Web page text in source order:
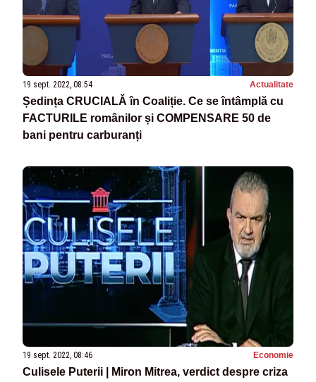
19 sept. 2022, 08:54 Actualitate
Ședința CRUCIALĂ în Coaliție. Ce se întâmplă cu
FACTURILE românilor și COMPENSARE 50 de
bani pentru carburanți
19 sept. 2022, 08:46 Economie
Culisele Puterii | Miron Mitrea, verdict despre criza